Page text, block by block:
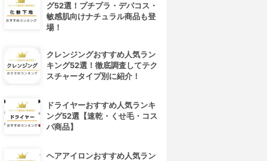
グ52選！プチプラ・デパコス・
敏感肌向けナチュラル商品も登
場！
クレンジングおすすめ人気ラン
キング52選！徹底調査してテク
スチャータイプ別に紹介！
ドライヤーおすすめ人気ランキ
ング52選【速乾・くせ毛・コス
パ商品】
ヘアアイロンおすすめ人気ラン